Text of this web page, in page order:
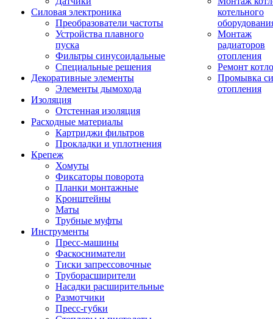
Силовая электроника
Преобразователи частоты
Устройства плавного
пуска
Фильтры синусоидальные
Специальные решения
Декоративные элементы
Элементы дымохода
Изоляция
Отстенная изоляция
Расходные материалы
Картриджи фильтров
Прокладки и уплотнения
Крепеж
Хомуты
Фиксаторы поворота
Планки монтажные
Кронштейны
Маты
Трубные муфты
Инструменты
Пресс-машины
Фаскосниматели
Тиски запрессовочные
Труборасширители
Насадки расширительные
Размотчики
Пресс-губки
котельного
Монтаж
радиаторов
отопления
Ремонт
Промывка
отопления